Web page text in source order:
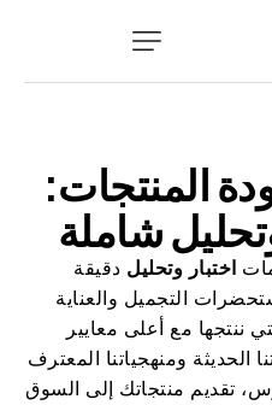
المنتجات:
شاملة
اختبار وتحليل دقيقة
التجميل والعناية
ننتجها مع أعلى معايير
الحديثة ومنهجياتنا المعترف
تقديم منتجاتك إلى السوق